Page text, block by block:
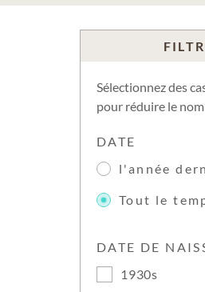
Sélectionnez des
pour réduire le
DATE
l'année
Tout le
DATE DE
1930s